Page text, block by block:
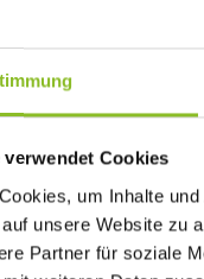
verwendet Cookies
um Inhalte
unsere Website zu
Partner für soziale
zu den
es soweit. Die
mit Kakao.
Freude bei den
schenken durften.